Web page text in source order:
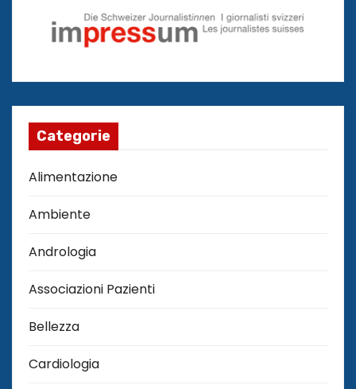
Categorie
Alimentazione
Ambiente
Andrologia
Associazioni Pazienti
Bellezza
Cardiologia